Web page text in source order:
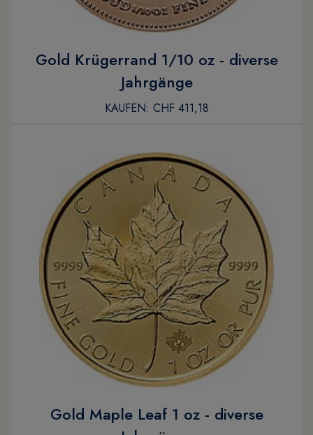
Gold Krügerrand 1/10 oz - diverse
Jahrgänge
KAUFEN: CHF 411,18
Gold Maple Leaf 1 oz - diverse